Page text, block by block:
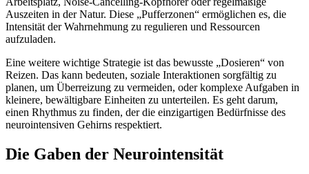
Auszeiten in der Natur. Diese „Pufferzonen“ ermöglichen es, die
Intensität der Wahrnehmung zu regulieren und Ressourcen
aufzuladen.
Eine weitere wichtige Strategie ist das bewusste „Dosieren“ von
Reizen. Das kann bedeuten, soziale Interaktionen sorgfältig zu
planen, um Überreizung zu vermeiden, oder komplexe Aufgaben in
kleinere, bewältigbare Einheiten zu unterteilen. Es geht darum,
einen Rhythmus zu finden, der die einzigartigen Bedürfnisse des
neurointensiven Gehirns respektiert.
Die Gaben der Neurointensität